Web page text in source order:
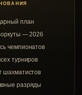
план
— 2026
чемпионатов
турниров
шахматистов
разряды